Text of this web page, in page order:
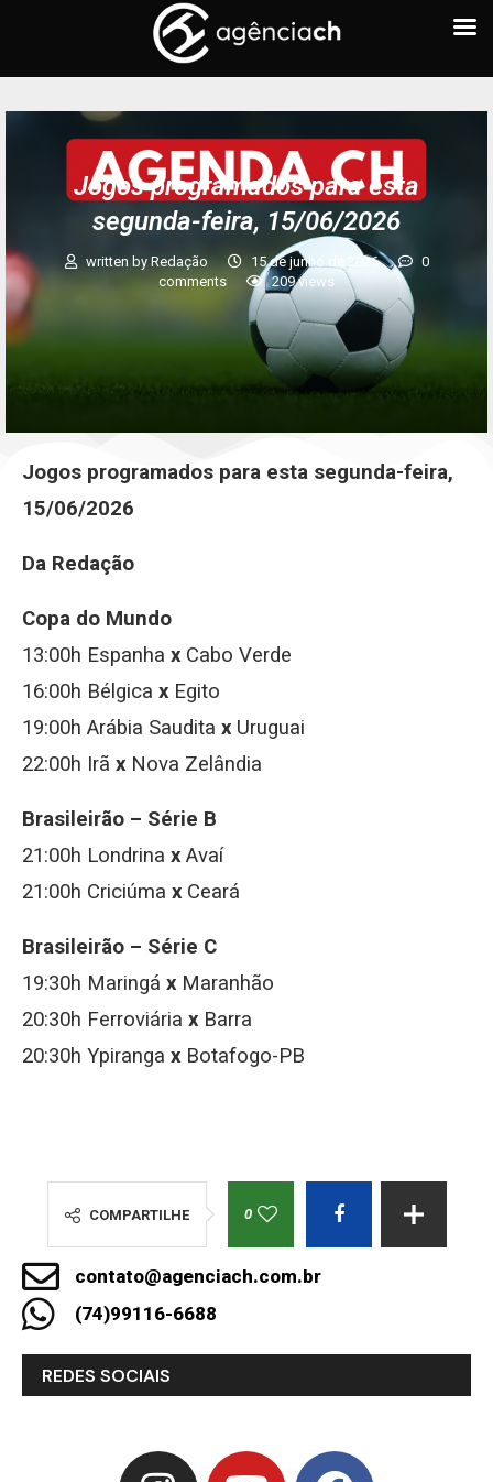
Jogos programados para esta
segunda-feira, 15/06/2026
written by Redação 15 de junho de 2026
0
comments
209views
Jogos programados para esta segunda-feira,
15/06/2026
Da Redação
Copa do Mundo
13:00h Espanha x Cabo Verde
16:00h Bélgica x Egito
19:00h Arábia Saudita x Uruguai
22:00h Irã x Nova Zelândia
Brasileirão – Série B
21:00h Londrina x Avaí
21:00h Criciúma x Ceará
Brasileirão – Série C
19:30h Maringá x Maranhão
20:30h Ferroviária x Barra
20:30h Ypiranga x Botafogo-PB
COMPARTILHE 0
contato@agenciach.com.br
(74)99116-6688
REDES SOCIAIS